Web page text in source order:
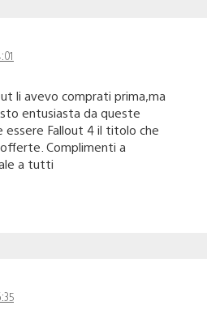
li avevo comprati prima,ma
entusiasta da queste
Fallout 4 il titolo che
Complimenti a
a tutti